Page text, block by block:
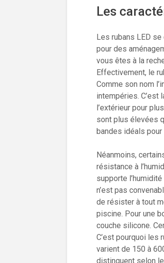
Les
Les rubans LED
pour des
vous êtes à la
Effectivement, le
Comme son nom
intempéries. C’est
l’extérieur pour
sont plus élevées
bandes idéals pour
Néanmoins,
résistance à
supporte
n’est pas
de résister à tout
piscine. Pour une
couche silicone.
C’est pourquoi les
varient de 150 à
distinguent selon